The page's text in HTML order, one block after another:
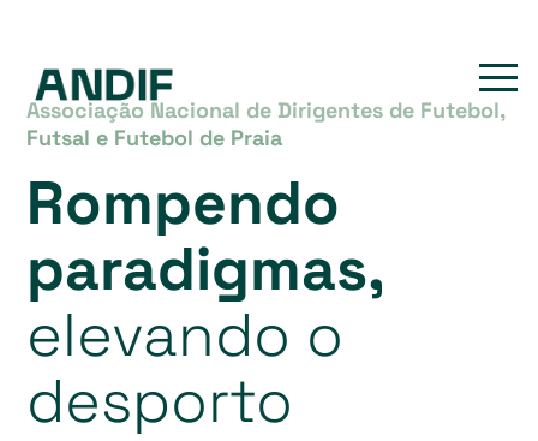
Associação Nacional de Dirigentes de Futebol,
Futsal e Futebol de Praia
Rompendo
paradigmas,
elevando o
desporto